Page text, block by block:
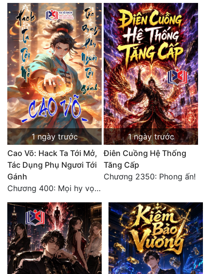
Xuyên Thư
Điền Văn
Đô Thị
Đông Phương
Đông Phương Huyền Huyễn
Đồng Nhân
Cẩu Đạo Trường Sinh
Ngự Thú
Truyện Nam
Vô Địch Lưu
Xây Dựng Thế Lực
Đam Mỹ
1 ngày trước
Cao Võ: Hack Ta Tới Mở,
Tác Dụng Phụ Ngươi Tới
Gánh
Chương 400: Mọi hy vọng đặt trên Tô Mặc!
1 ngày trước
Điên Cuồng Hệ Thống
Tăng Cấp
Chương 2350: Phong ấn!